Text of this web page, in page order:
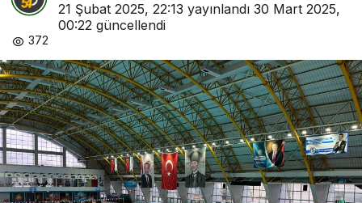
21 Şubat 2025, 22:13 yayınlandı 30 Mart 2025,
00:22 güncellendi
372